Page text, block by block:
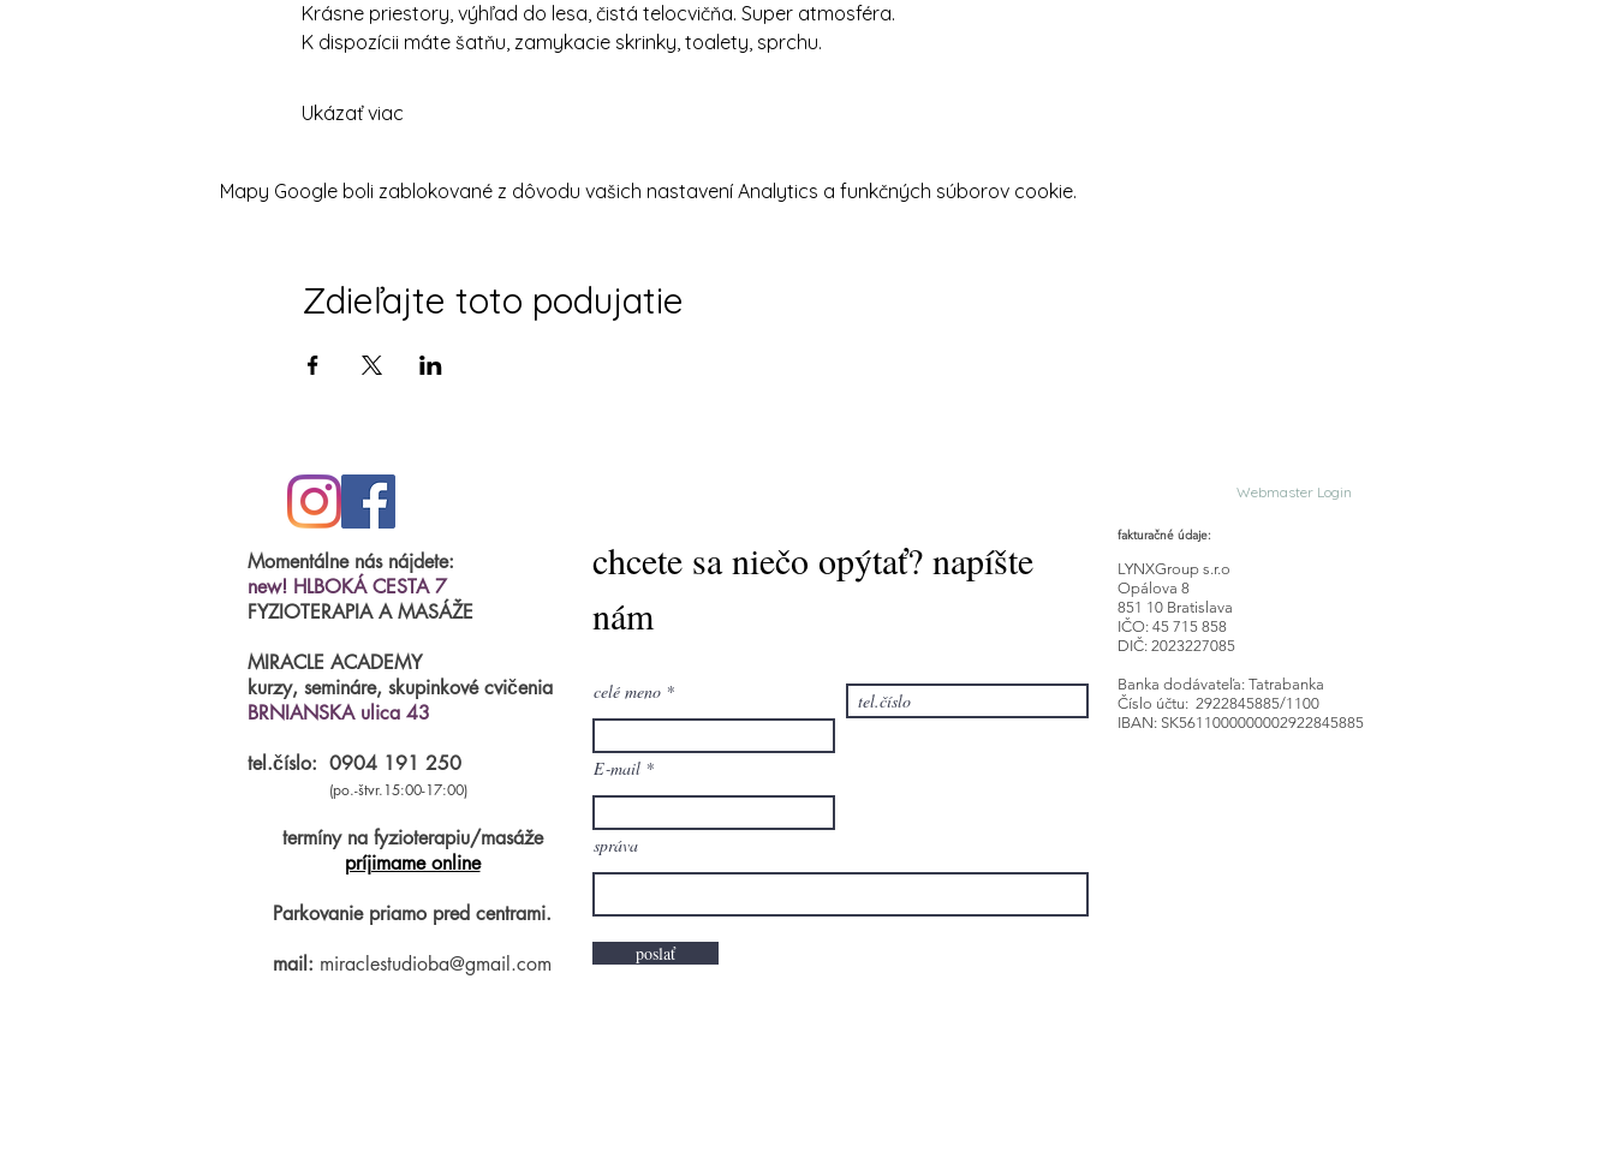
Krásne priestory, výhľad do lesa, čistá telocvičňa. Super atmosféra.
K dispozícii máte šatňu, zamykacie skrinky, toalety, sprchu.
Ukázať viac
Mapy Google boli zablokované z dôvodu vašich nastavení Analytics a funkčných súborov cookie.
Zdieľajte toto podujatie
Momentálne nás nájdete:
new! HLBOKÁ CESTA 7
FYZIOTERAPIA A MASÁŽE
MIRACLE ACADEMY
kurzy, semináre, skupinkové cvičenia
BRNIANSKA ulica 43
tel.číslo: 0904 191 250
(po.-štvr.15:00-17:00)
termíny na fyzioterapiu/masáže
príjimame online
Parkovanie priamo pred centrami.
mail: miraclestudioba@gmail.com
chcete sa niečo opýtať? napíšte
nám
celé meno
E‑mail
správa
poslať
Webmaster Login
fakturačné údaje:
LYNXGroup s.r.o
Opálova 8
851 10 Bratislava
IČO: 45 715 858
DIČ: 2023227085
Banka dodávateľa: Tatrabanka
Číslo účtu: 2922845885/1100
IBAN: SK5611000000002922845885